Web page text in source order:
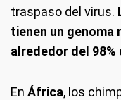
traspaso del virus.
tienen un genoma
alrededor del 98%
En África, los